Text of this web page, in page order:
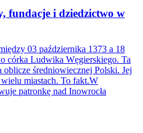
fundacje i dziedzictwo w
03 października 1373 a 18
córka Ludwika Węgierskiego. Ta
oblicze średniowiecznej Polski. Jej
miastach. To fakt.W
patronkę nad Inowrocła